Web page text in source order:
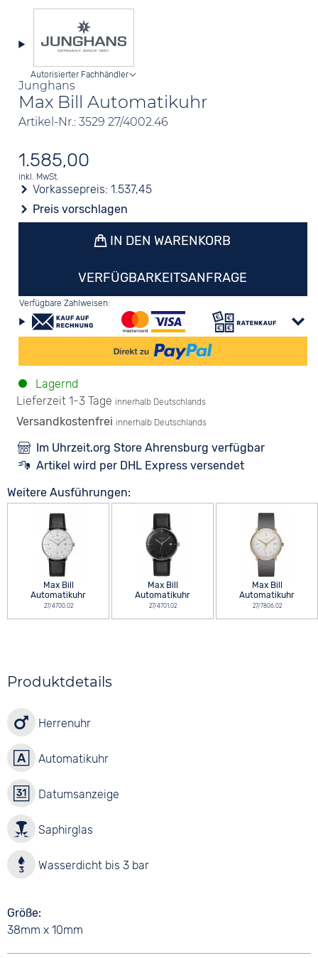
Junghans
Max Bill Automatikuhr
Artikel-Nr.: 3529 27/4002.46
Autorisierter Fachhändler
1.585,00
inkl. MwSt.
Vorkassepreis:1.537,45
Preis vorschlagen
IN DEN WARENKORB
VERFÜGBARKEITSANFRAGE
Verfügbare Zahlweisen:
Lagernd
Lieferzeit 1-3 Tage innerhalb Deutschlands
Versandkostenfrei innerhalb Deutschlands
Im Uhrzeit.org Store Ahrensburg verfügbar
Artikel wird per DHL Express versendet
Weitere Ausführungen:
Max Bill
Automatikuhr
27/4700.02
Max Bill
Automatikuhr
27/4701.02
Max Bill
Automatikuhr
27/7806.02
Produktdetails
Herrenuhr
Automatikuhr
Datumsanzeige
Saphirglas
Wasserdicht bis 3 bar
Größe
38mm x 10mm